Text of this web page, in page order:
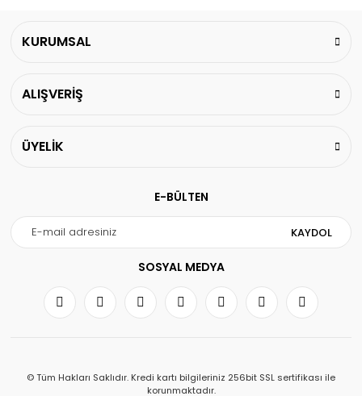
KURUMSAL
ALIŞVERİŞ
ÜYELİK
E-BÜLTEN
KAYDOL
SOSYAL MEDYA
© Tüm Hakları Saklıdır. Kredi kartı bilgileriniz 256bit SSL sertifikası ile
korunmaktadır.